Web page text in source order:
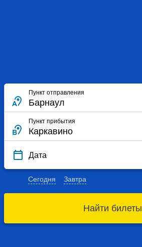
Пункт отправления
Пункт прибытия
Дата
Сегодня Завтра
Найти билеты